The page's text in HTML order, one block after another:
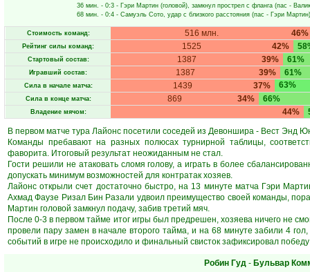
36 мин. - 0:3 - Гэри Мартин (головой), замкнул прострел с фланга (пас -
68 мин. - 0:4 - Самуэль Сото, удар с близкого расстояния (пас - Гэри Мартин)
Стоимость команд: 46%
516 млн.
Рейтинг силы команд: 42%
1525
Стартовый состав: 39%
1387 61%
Игравший состав: 39%
1387 61%
Сила в начале матча: 37%
1439 63%
Сила в конце матча: 34%
869 66%
Владение мячом: 44%
В первом матче тура Лайонс посетили соседей из Девоншира - Вест Энд
Команды пребавают на разных полюсах турнирной таблицы,
фаворита. Итоговый результат неожиданным не стал.
Гости решили не атаковать сломя голову, а играть в более
допускать минимум возможностей для контратак хозяев.
Лайонс открыли счет достаточно быстро, на 13 минуте матча Гэри
Ахмад Фаузе Ризал Бин Разали удвоил преимущество своей команды,
Мартин головой замкнул подачу, забив третий мяч.
После 0-3 в первом тайме итог игры был предрешен, хозяева ничего не
провели пару замен в начале второго тайма, и на 68 минуте забили 4
событий в игре не происходило и финальный свисток зафиксировал победу
Робин Гуд- Бульвар